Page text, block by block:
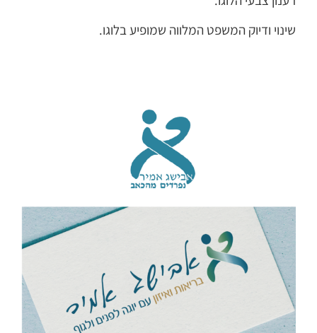
שינוי ודיוק המשפט המלווה שמופיע בלוגו.